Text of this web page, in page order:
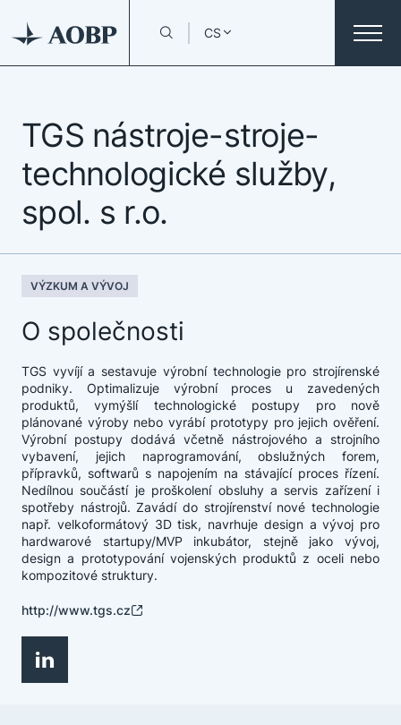
CS
TGS nástroje-stroje-
technologické služby,
spol. s r.o.
VÝZKUM A VÝVOJ
O společnosti
TGS vyvíjí a sestavuje výrobní technologie pro strojírenské
podniky. Optimalizuje výrobní proces u zavedených
produktů, vymýšlí technologické postupy pro nově
plánované výroby nebo vyrábí prototypy pro jejich ověření.
Výrobní postupy dodává včetně nástrojového a strojního
vybavení, jejich naprogramování, obslužných forem,
přípravků, softwarů s napojením na stávající proces řízení.
Nedílnou součástí je proškolení obsluhy a servis zařízení i
spotřeby nástrojů. Zavádí do strojírenství nové technologie
např. velkoformátový 3D tisk, navrhuje design a vývoj pro
hardwarové startupy/MVP inkubátor, stejně jako vývoj,
design a prototypování vojenských produktů z oceli nebo
kompozitové struktury.
http://www.tgs.cz